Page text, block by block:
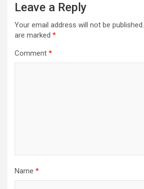
Leave a Reply
Your email address will not be published.
are marked *
Comment *
Name *